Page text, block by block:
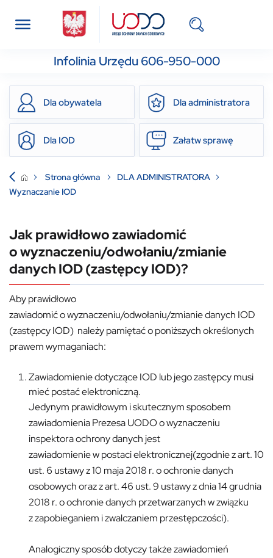
Infolinia Urzędu 606-950-000
Dla obywatela Dla administratora
Dla IOD Załatw sprawę
Strona główna
DLA ADMINISTRATORA
Wyznaczanie IOD
Jak prawidłowo zawiadomić
o wyznaczeniu/odwołaniu/zmianie
danych IOD (zastępcy IOD)?
Aby prawidłowo
zawiadomić o wyznaczeniu/odwołaniu/zmianie danych IOD
(zastępcy IOD) należy pamiętać o poniższych określonych
prawem wymaganiach:
Zawiadomienie dotyczące IOD lub jego zastępcy musi
mieć postać elektroniczną.
Jedynym prawidłowym i skutecznym sposobem
zawiadomienia Prezesa UODO o wyznaczeniu
inspektora ochrony danych jest
zawiadomienie w postaci elektronicznej(zgodnie z art. 10
ust. 6 ustawy z 10 maja 2018 r. o ochronie danych
osobowych oraz z art. 46 ust. 9 ustawy z dnia 14 grudnia
2018 r. o ochronie danych przetwarzanych w związku
z zapobieganiem i zwalczaniem przestępczości).
Analogiczny sposób dotyczy także zawiadomień